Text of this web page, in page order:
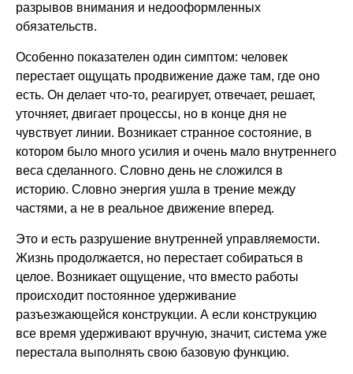
разрывов внимания и недооформленных
обязательств.
Особенно показателен один симптом: человек
перестает ощущать продвижение даже там, где оно
есть. Он делает что-то, реагирует, отвечает, решает,
уточняет, двигает процессы, но в конце дня не
чувствует линии. Возникает странное состояние, в
котором было много усилия и очень мало внутреннего
веса сделанного. Словно день не сложился в
историю. Словно энергия ушла в трение между
частями, а не в реальное движение вперед.
Это и есть разрушение внутренней управляемости.
Жизнь продолжается, но перестает собираться в
целое. Возникает ощущение, что вместо работы
происходит постоянное удерживание
разъезжающейся конструкции. А если конструкцию
все время удерживают вручную, значит, система уже
перестала выполнять свою базовую функцию.